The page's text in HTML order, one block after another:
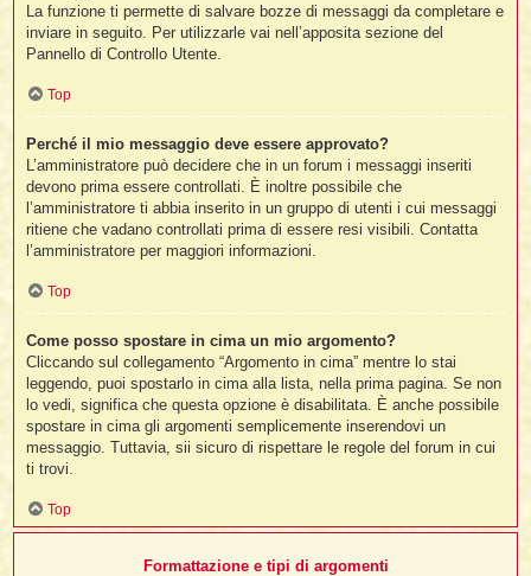
La funzione ti permette di salvare bozze di messaggi da completare e
inviare in seguito. Per utilizzarle vai nell’apposita sezione del
Pannello di Controllo Utente.
Top
Perché il mio messaggio deve essere approvato?
L’amministratore può decidere che in un forum i messaggi inseriti
devono prima essere controllati. È inoltre possibile che
l’amministratore ti abbia inserito in un gruppo di utenti i cui messaggi
ritiene che vadano controllati prima di essere resi visibili. Contatta
l’amministratore per maggiori informazioni.
Top
Come posso spostare in cima un mio argomento?
Cliccando sul collegamento “Argomento in cima” mentre lo stai
leggendo, puoi spostarlo in cima alla lista, nella prima pagina. Se non
lo vedi, significa che questa opzione è disabilitata. È anche possibile
spostare in cima gli argomenti semplicemente inserendovi un
messaggio. Tuttavia, sii sicuro di rispettare le regole del forum in cui
ti trovi.
Top
Formattazione e tipi di argomenti